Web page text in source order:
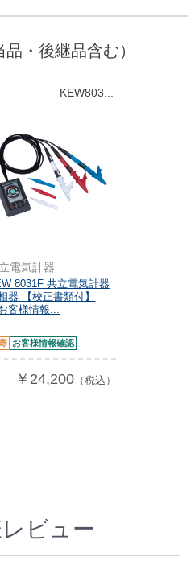
・後継品含む）
KEW803...
電気計器
8031F 共立電気計器
器 【校正書類付】
お客様情報...
お客様情報確認
￥24,200 （税込）
ビュー